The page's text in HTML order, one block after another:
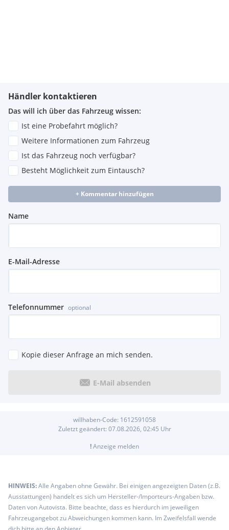
Händler kontaktieren
Das will ich über das Fahrzeug wissen:
Ist eine Probefahrt möglich?
Weitere Informationen zum Fahrzeug
Ist das Fahrzeug noch verfügbar?
Besteht Möglichkeit zum Eintausch?
+ Kommentar hinzufügen
Name
E-Mail-Adresse
Telefonnummer optional
Kopie dieser Anfrage an mich senden.
E-Mail absenden
willhaben-Code: 1612591058
Zuletzt geändert: 07.08.2026, 02:45 Uhr
!Anzeige melden
HINWEIS:Alle Angaben ohne Gewähr. Bei einigen angezeigten Daten (z.B.
Ausstattungen) handelt es sich um Hersteller-/Importeurs-Angaben bzw.
Daten von Autovista. Bitte beachte, dass es hierdurch im jeweiligen
Fahrzeugangebot zu Abweichungen kommen kann. Im Zweifelsfall wende